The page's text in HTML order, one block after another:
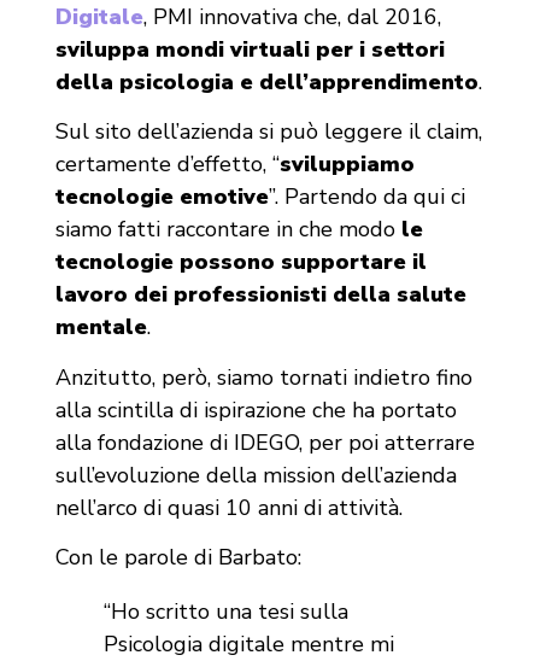
Digitale, PMI innovativa che, dal 2016,
sviluppa mondi virtuali per i settori
della psicologia e dell’apprendimento.
Sul sito dell’azienda si può leggere il claim,
certamente d’effetto, “sviluppiamo
tecnologie emotive”. Partendo da qui ci
siamo fatti raccontare in che modo le
tecnologie possono supportare il
lavoro dei professionisti della salute
mentale.
Anzitutto, però, siamo tornati indietro fino
alla scintilla di ispirazione che ha portato
alla fondazione di IDEGO, per poi atterrare
sull’evoluzione della mission dell’azienda
nell’arco di quasi 10 anni di attività.
Con le parole di Barbato:
“Ho scritto una tesi sulla
Psicologia digitale mentre mi